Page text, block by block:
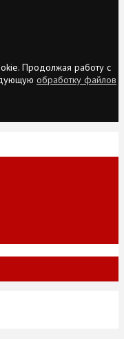
Продолжая работу с
обработку файлов